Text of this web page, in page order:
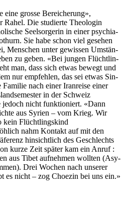
eine grosse Bere­icherung»,
Rahel. Die studierte The­olo­gin
Seel­sorg­erin in ein­er psy­chi­a­
Sie habe schon viel gese­hen
Men­schen unter gewis­sen Umstän­
zu geben. «Bei jun­gen Flüchtlin­
man, dass sich etwas bewegt und
nur empfehlen, das sei etwas Sin­
nach ein­er Iran­reise ein­er
in der Schweiz
nicht funk­tion­iert. «Dann
aus Syrien – vom Krieg. Wir
kein Flüchtlingskind
nahm Kon­takt auf mit den
hin­sichtlich des Geschlechts
kurze Zeit später kam ein Anruf :
aus Tibet aufnehmen woll­ten (Asy­
Drei Wochen nach unser­er
es nicht – zog Choezin bei uns ein.»